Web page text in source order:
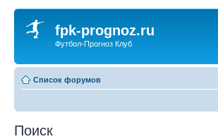
fpk-prognoz.ru
Футбол-Прогноз Клуб
Список форумов
Поиск